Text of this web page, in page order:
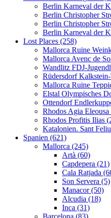
Berlin Karneval der
Berlin Christopher
Berlin Christopher
Berlin Karneval der
Lost Places (258)
Mallorca Ruine
Mallorca Avenc de
Wandlitz FDJ-
Rüdersdorf
Mallorca Ruine
Elstal Olympisches
Ottendorf
Rhodos Agia Eleousa
Rhodos Profitis Ilias
Katalonien. Sant
Spanien (621)
Mallorca (245)
Artà (60)
Capdepera (21)
Cala Ratjada
Son Servera (5)
Manacor (50)
Alcudia (18)
Inca (31)
Barcelona (83)